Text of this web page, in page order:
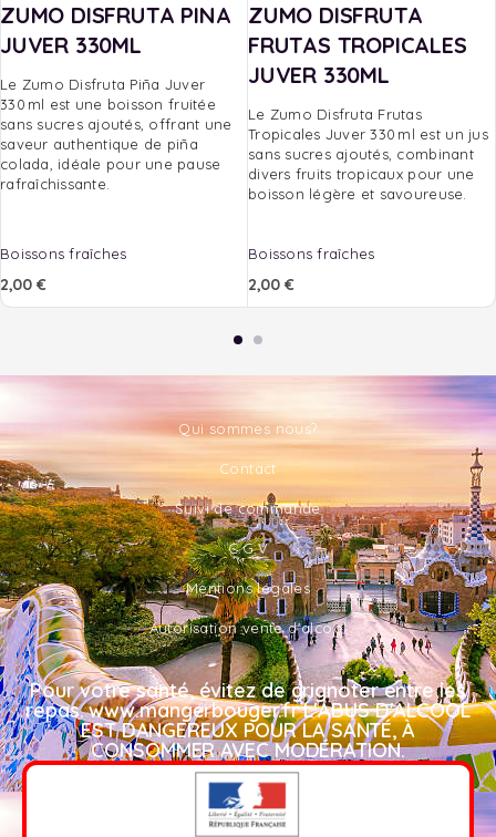
ZUMO DISFRUTA PINA
JUVER 330ML
Le Zumo Disfruta Piña Juver
330 ml est une boisson fruitée
sans sucres ajoutés, offrant une
saveur authentique de piña
colada, idéale pour une pause
rafraîchissante.
Boissons fraîches
2,00 €
ZUMO DISFRUTA
FRUTAS TROPICALES
JUVER 330ML
Le Zumo Disfruta Frutas
Tropicales Juver 330 ml est un jus
sans sucres ajoutés, combinant
divers fruits tropicaux pour une
boisson légère et savoureuse.
Boissons fraîches
2,00 €
Qui sommes nous?
Contact
Suivi de commande
C.G.V
Mentions légales
Autorisation vente d'alcool
Pour votre santé, évitez de grignoter entre les
repas. www.mangerbouger.fr L'ABUS D'ALCOOL
EST DANGEREUX POUR LA SANTÉ, À
CONSOMMER AVEC MODÉRATION.​